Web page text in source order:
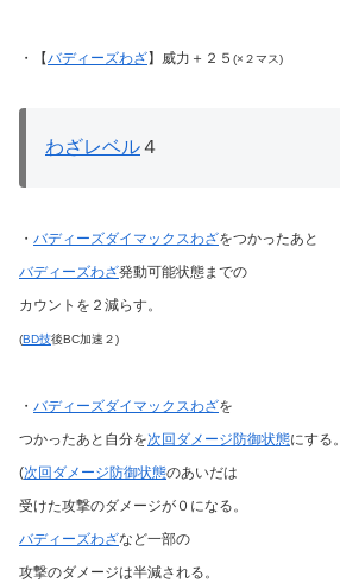
・【バディーズわざ】威力＋２５ (×２マス)
わざレベル４
・ バディーズダイマックスわざをつかったあと
バディーズわざ発動可能状態までの
カウントを２減らす。
(BD技後BC加速２)
・ バディーズダイマックスわざを
つかったあと自分を次回ダメージ防御状態にする。
(次回ダメージ防御状態のあいだは
受けた攻撃のダメージが０になる。
バディーズわざなど一部の
攻撃のダメージは半減される。